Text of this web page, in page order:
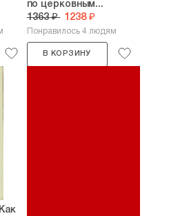
по церковным...
1363 ₽ 1238 ₽
Понравилось 4 людям
В КОРЗИНУ